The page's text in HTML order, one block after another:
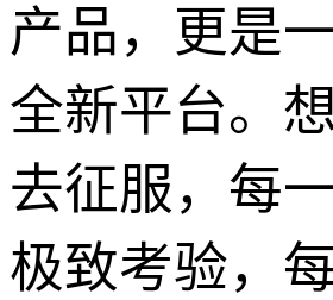
产品，更是
全新平台。
去征服，每
极致考验，